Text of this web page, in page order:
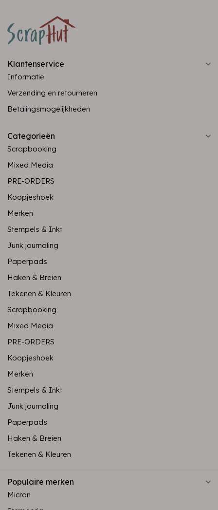
Klantenservice
Informatie
Verzending en retourneren
Betalingsmogelijkheden
Categorieën
Scrapbooking
Mixed Media
PRE-ORDERS
Koopjeshoek
Merken
Stempels & Inkt
Junk journaling
Paperpads
Haken & Breien
Tekenen & Kleuren
Scrapbooking
Mixed Media
PRE-ORDERS
Koopjeshoek
Merken
Stempels & Inkt
Junk journaling
Paperpads
Haken & Breien
Tekenen & Kleuren
Populaire merken
Micron